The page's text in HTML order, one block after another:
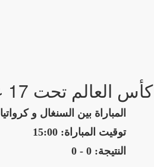
كأس العالم تحت 17 عاما
المباراة بين السنغال و كرواتيا
توقيت المباراة: 15:00
النتيجة: 0 - 0